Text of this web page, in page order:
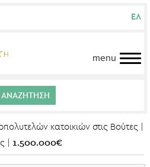
ΕΛ
menu
ΑΝΑΖΗΤΗΣΗ
κατοικιών στις Bούτες |
| 1.500.000€